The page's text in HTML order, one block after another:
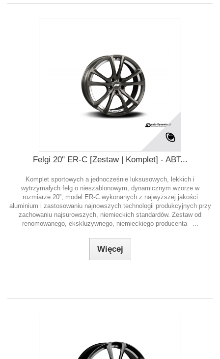
Felgi 20" ER-C [Zestaw | Komplet] - ABT...
Komplet sportowych a jednocześnie luksusowych, lekkich i
wytrzymałych felg o nieszablonowym, dynamicznym wzorze w
rozmiarze 20”, model ER-C wykonanych z najwyższej jakości
aluminium i zastosowaniu najnowszych technologii produkcyjnych przy
zachowaniu najsurowszych, niemieckich standardów. Zestaw od
renomowanego, ekskluzywnego, niemieckiego producenta –...
Więcej